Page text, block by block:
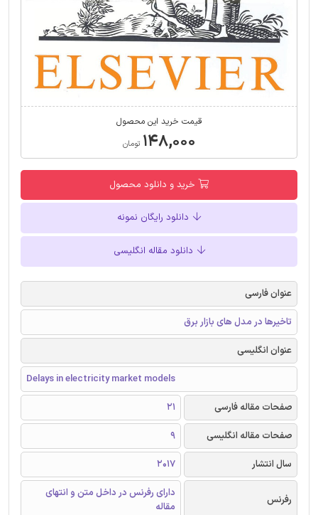
قیمت خرید این محصول
۱۴۸,۰۰۰ تومان
خرید و دانلود محصول
دانلود رایگان نمونه
دانلود مقاله انگلیسی
عنوان فارسی
تاخیرها در مدل های بازار برق
عنوان انگلیسی
Delays in electricity market models
صفحات مقاله فارسی
21
صفحات مقاله انگلیسی
9
سال انتشار
2017
رفرنس
دارای رفرنس در داخل متن و انتهای
مقاله